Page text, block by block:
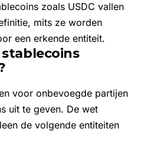
zoals USDC vallen
mits ze worden
een erkende entiteit.
voor onbevoegde partijen
uit te geven. De wet
de volgende entiteiten